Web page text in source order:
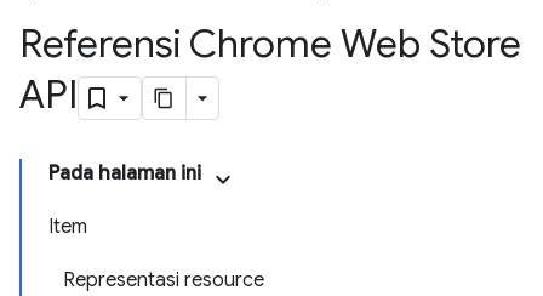
Referensi Chrome Web Store
API
Pada halaman ini
Item
Representasi resource